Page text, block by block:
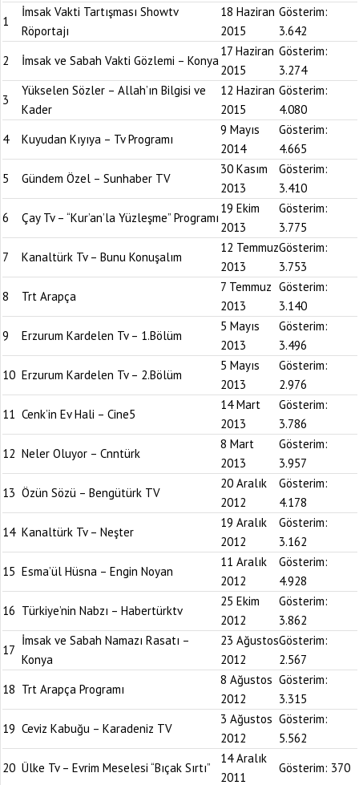
1
İmsak Vakti Tartışması Showtv
Röportajı
18 Haziran
2015
Gösterim:
3.642
2
İmsak ve Sabah Vakti Gözlemi – Konya
17 Haziran
2015
Gösterim:
3.274
3
Yükselen Sözler – Allah’ın Bilgisi ve
Kader
12 Haziran
2015
Gösterim:
4.080
4
Kuyudan Kıyıya – Tv Programı
9 Mayıs
2014
Gösterim:
4.665
5
Gündem Özel – Sunhaber TV
30 Kasım
2013
Gösterim:
3.410
6
Çay Tv – “Kur’an’la Yüzleşme” Programı
19 Ekim
2013
Gösterim:
3.775
7
Kanaltürk Tv – Bunu Konuşalım
12 Temmuz
2013
Gösterim:
3.753
8
Trt Arapça
7 Temmuz
2013
Gösterim:
3.140
9
Erzurum Kardelen Tv – 1.Bölüm
5 Mayıs
2013
Gösterim:
3.496
10 Erzurum Kardelen Tv – 2.Bölüm
5 Mayıs
2013
Gösterim:
2.976
11 Cenk’in Ev Hali – Cine5
14 Mart
2013
Gösterim:
3.786
12 Neler Oluyor – Cnntürk
8 Mart
2013
Gösterim:
3.957
13 Özün Sözü – Bengütürk TV
20 Aralık
2012
Gösterim:
4.178
14 Kanaltürk Tv – Neşter
19 Aralık
2012
Gösterim:
3.162
15 Esma’ül Hüsna – Engin Noyan
11 Aralık
2012
Gösterim:
4.928
16 Türkiye’nin Nabzı – Habertürktv
25 Ekim
2012
Gösterim:
3.862
17
İmsak ve Sabah Namazı Rasatı –
Konya
23 Ağustos
2012
Gösterim:
2.567
18 Trt Arapça Programı
8 Ağustos
2012
Gösterim:
3.315
19 Ceviz Kabuğu – Karadeniz TV
3 Ağustos
2012
Gösterim:
5.562
20 Ülke Tv – Evrim Meselesi “Bıçak Sırtı”
14 Aralık
2011
Gösterim: 370